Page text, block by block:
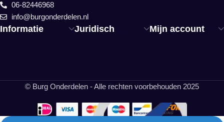
Informatie Juridisch Mijn account
06-82446968
info@burgonderdelen.nl
© Burg Onderdelen - Alle rechten voorbehouden 2025